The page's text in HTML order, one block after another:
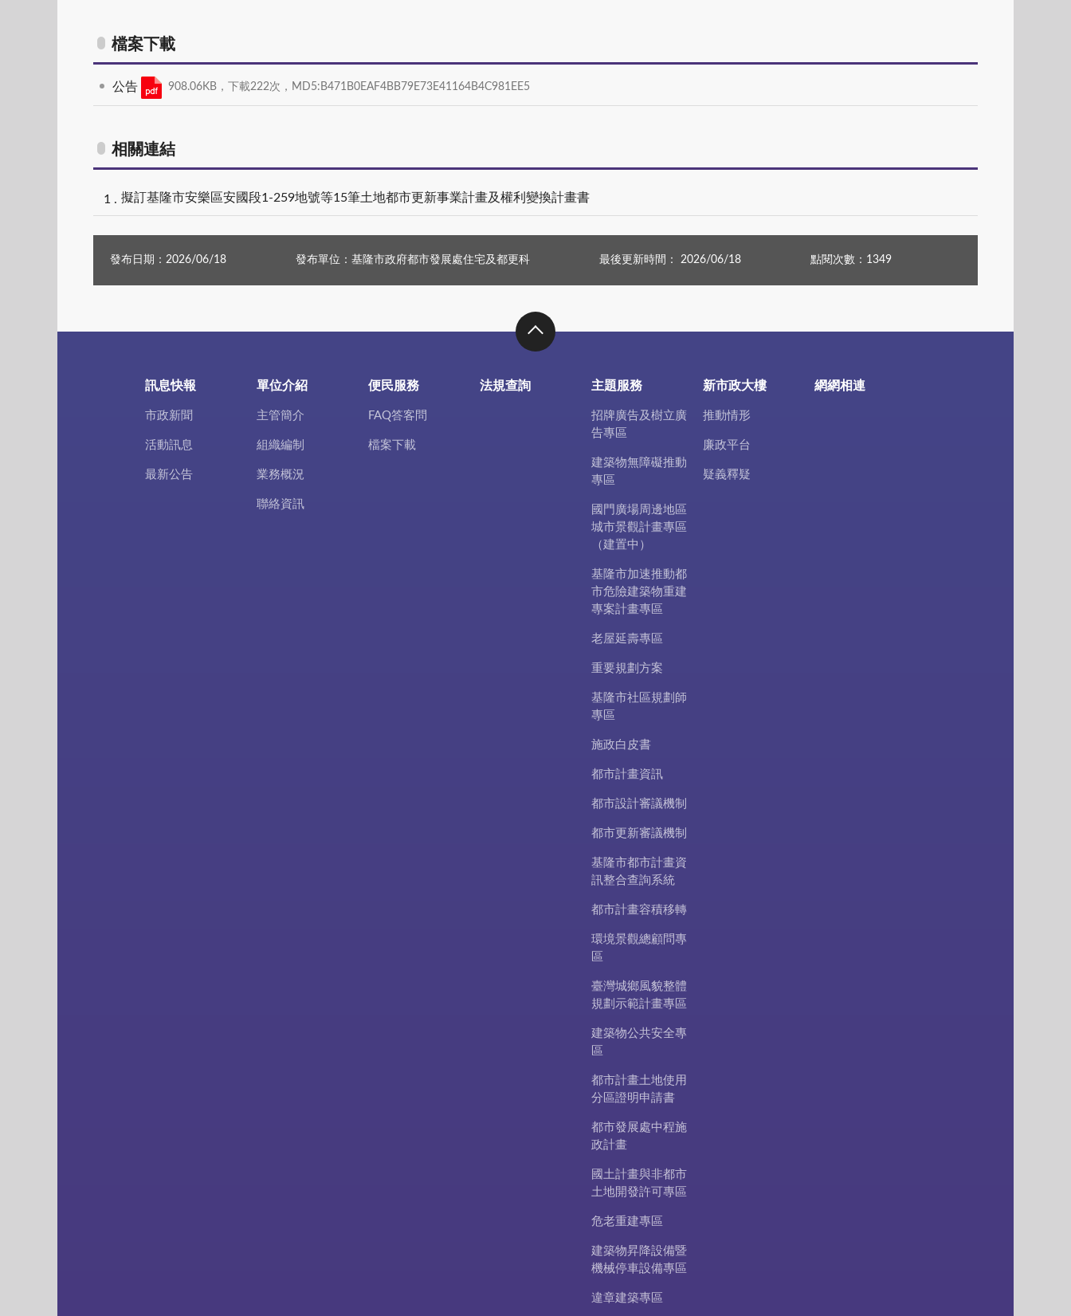
檔案下載
公告 908.06KB，下載222次，MD5:B471B0EAF4BB79E73E41164B4C981EE5
相關連結
擬訂基隆市安樂區安國段1-259地號等15筆土地都市更新事業計畫及權利變換計畫書
發布日期：2026/06/18 發布單位：基隆市政府都市發展處住宅及都更科 最後更新時間： 2026/06/18 點閱次數：1349
訊息快報
市政新聞
活動訊息
最新公告
單位介紹
主管簡介
組織編制
業務概況
聯絡資訊
便民服務
FAQ答客問
檔案下載
法規查詢 主題服務
招牌廣告及樹立廣
告專區
建築物無障礙推動
專區
國門廣場周邊地區
城市景觀計畫專區
（建置中）
基隆市加速推動都
市危險建築物重建
專案計畫專區
老屋延壽專區
重要規劃方案
基隆市社區規劃師
專區
施政白皮書
都市計畫資訊
都市設計審議機制
都市更新審議機制
基隆市都市計畫資
訊整合查詢系統
都市計畫容積移轉
環境景觀總顧問專
區
臺灣城鄉風貌整體
規劃示範計畫專區
建築物公共安全專
區
都市計畫土地使用
分區證明申請書
都市發展處中程施
政計畫
國土計畫與非都市
土地開發許可專區
危老重建專區
建築物昇降設備暨
機械停車設備專區
違章建築專區
新市政大樓
推動情形
廉政平台
疑義釋疑
網網相連